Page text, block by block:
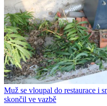
Muž se vloupal do restaurace i
skončil ve vazbě